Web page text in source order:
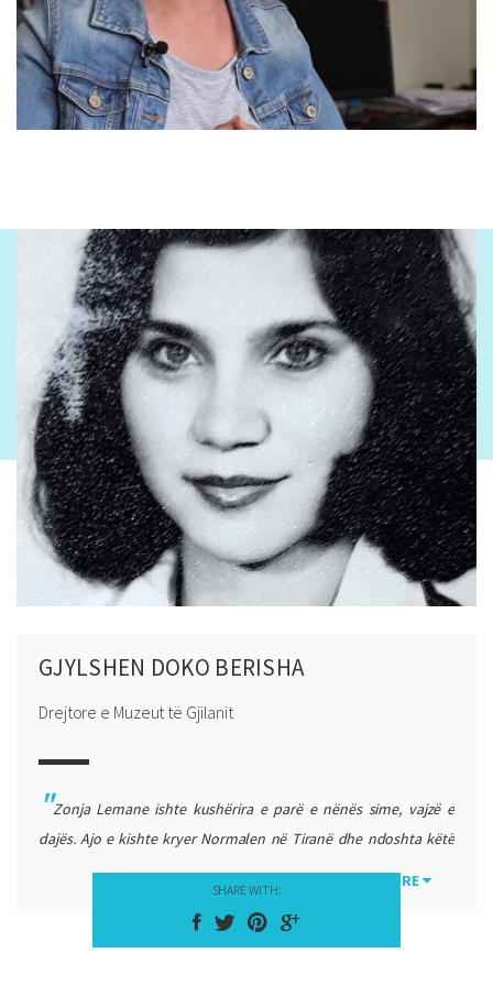
protesta të cilat e kanë pasë thjesht simbolikën, domethënë
kanë qenë veprimi që u dashtë edhe revolta që u dashtë me
shpreh njerëzit, u dashtë me gjetë njëfarë mënyre njerëzit me
nxerrë jashtë gjithë atë revolt që u ndërtu me vite të tona.
GJYLSHEN DOKO BERISHA
Drejtore e Muzeut të Gjilanit
Zonja Lemane ishte kushërira e parë e nënës sime, vajzë e
dajës. Ajo e kishte kryer Normalen në Tiranë dhe ndoshta këtë
dashurinë për studimin e gjuhës dhe letërisë shqipe e kam nga
ajo. Sepse spjegimi i saj në shkollën fillore, domethonë prej
klasës pestë deri në klasën e tetë ka qenë unik. Ajo merrte
MORE
SHARE WITH: